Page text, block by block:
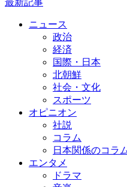
最新記事
ニュース
政治
経済
国際・日本
北朝鮮
社会・文化
スポーツ
オピニオン
社説
コラム
日本関係のコラ
エンタメ
ドラマ